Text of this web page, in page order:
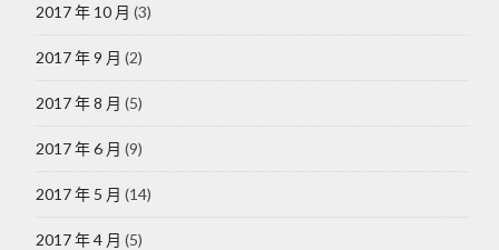
2017 年 10 月 (3)
2017 年 9 月 (2)
2017 年 8 月 (5)
2017 年 6 月 (9)
2017 年 5 月 (14)
2017 年 4 月 (5)